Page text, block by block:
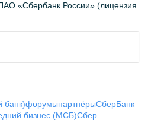
«Сбербанк России» (лицензия
банк)форумыпартнёрыСберБанк
бизнес (МСБ)Сбер